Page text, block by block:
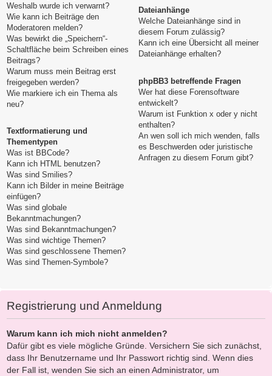
Weshalb wurde ich verwarnt?
Wie kann ich Beiträge den
Moderatoren melden?
Was bewirkt die „Speichern“-
Schaltfläche beim Schreiben eines
Beitrags?
Warum muss mein Beitrag erst
freigegeben werden?
Wie markiere ich ein Thema als
neu?
Textformatierung und
Thementypen
Was ist BBCode?
Kann ich HTML benutzen?
Was sind Smilies?
Kann ich Bilder in meine Beiträge
einfügen?
Was sind globale
Bekanntmachungen?
Was sind Bekanntmachungen?
Was sind wichtige Themen?
Was sind geschlossene Themen?
Was sind Themen-Symbole?
Dateianhänge
Welche Dateianhänge sind in
diesem Forum zulässig?
Kann ich eine Übersicht all meiner
Dateianhänge erhalten?
phpBB3 betreffende Fragen
Wer hat diese Forensoftware
entwickelt?
Warum ist Funktion x oder y nicht
enthalten?
An wen soll ich mich wenden, falls
es Beschwerden oder juristische
Anfragen zu diesem Forum gibt?
Registrierung und Anmeldung
Warum kann ich mich nicht anmelden?
Dafür gibt es viele mögliche Gründe. Versichern Sie sich zunächst,
dass Ihr Benutzername und Ihr Passwort richtig sind. Wenn dies
der Fall ist, wenden Sie sich an einen Administrator, um